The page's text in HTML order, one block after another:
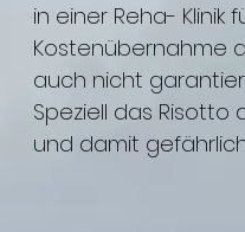
in einer Reha- Klinik
Kostenübernahme
auch nicht
Speziell das Risotto
und damit